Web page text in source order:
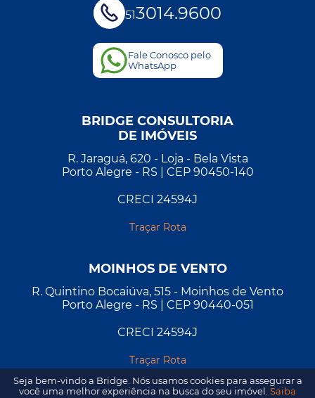
513014.9600
Fale Conosco pelo
WhatsApp
BRIDGE CONSULTORIA
DE IMÓVEIS
R. Jaraguá, 620 - Loja - Bela Vista
Porto Alegre - RS | CEP 90450-140
CRECI 24594J
Traçar Rota
MOINHOS DE VENTO
R. Quintino Bocaiúva, 515 - Moinhos de Vento
Porto Alegre - RS | CEP 90440-051
CRECI 24594J
Traçar Rota
Seja bem-vindo a Bridge. Nós usamos cookies para assegurar a
você uma melhor experiência na busca do seu imóvel. Saiba